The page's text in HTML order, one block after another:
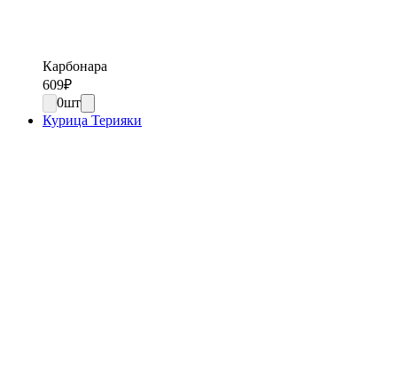
Карбонара
609₽
0шт
Курица Терияки